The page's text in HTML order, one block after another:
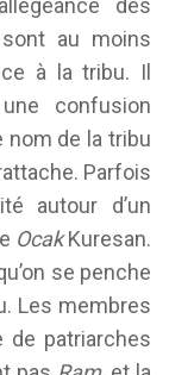
des
au moins
à la tribu. Il
confusion
de la tribu
Parfois
autour d’un
OcakKuresan.
se penche
Les membres
de patriarches